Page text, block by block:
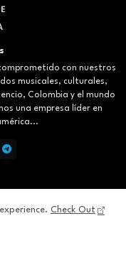
con nuestros
musicales, culturales,
Colombia y el mundo
una empresa líder en
Privacy Policy
Check Out